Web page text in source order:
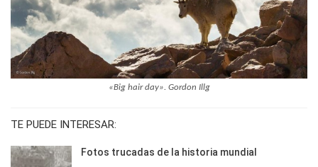
«Big hair day». Gordon Illg
TE PUEDE INTERESAR:
Fotos trucadas de la historia mundial